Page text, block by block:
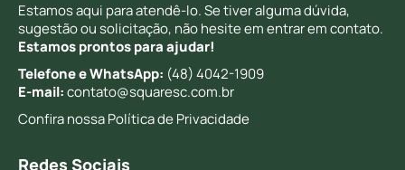
Estamos aqui para atendê-lo. Se tiver alguma dúvida,
sugestão ou solicitação, não hesite em entrar em contato.
Estamos prontos para ajudar!
Telefone e WhatsApp: (48) 4042-1909
E-mail:contato@squaresc.com.br
Confira nossaPolítica de Privacidade
Redes Sociais